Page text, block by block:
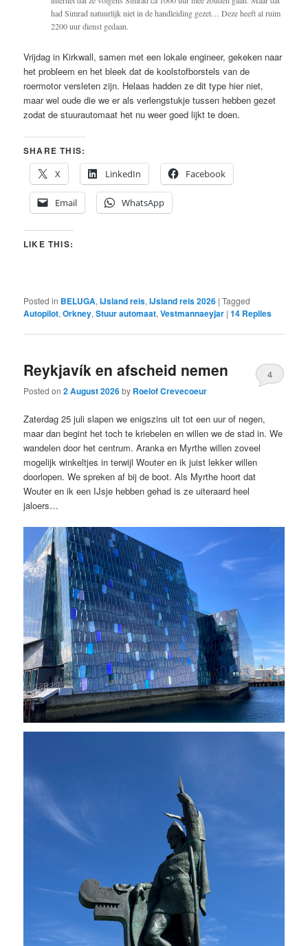
had Simrad natuurlijk niet in de handleiding gezet… Deze heeft al ruim
2200 uur dienst gedaan.
Vrijdag in Kirkwall, samen met een lokale engineer, gekeken naar
het probleem en het bleek dat de koolstofborstels van de
roermotor versleten zijn. Helaas hadden ze dit type hier niet,
maar wel oude die we er als verlengstukje tussen hebben gezet
zodat de stuurautomaat het nu weer goed lijkt te doen.
SHARE THIS:
X
LinkedIn Facebook
Email WhatsApp
LIKE THIS:
Posted in BELUGA,IJsland reis,IJsland reis 2026 |Tagged
Autopilot,Orkney,Stuur automaat,Vestmannaeyjar |14 Replies
Reykjavík en afscheid nemen
Posted on2 August 2026by Roelof Crevecoeur
4
Zaterdag 25 juli slapen we enigszins uit tot een uur of negen,
maar dan begint het toch te kriebelen en willen we de stad in. We
wandelen door het centrum. Aranka en Myrthe willen zoveel
mogelijk winkeltjes in terwijl Wouter en ik juist lekker willen
doorlopen. We spreken af bij de boot. Als Myrthe hoort dat
Wouter en ik een IJsje hebben gehad is ze uiteraard heel
jaloers…